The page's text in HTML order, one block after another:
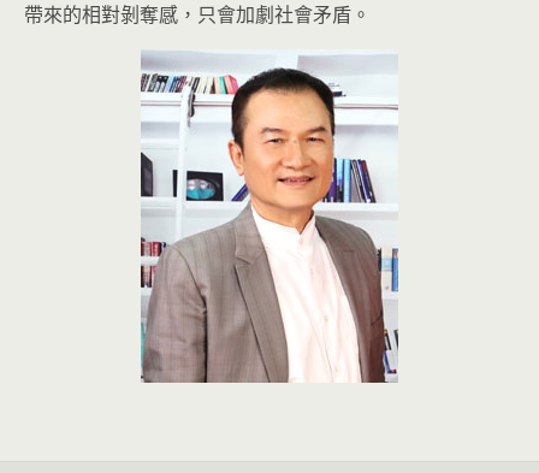
帶來的相對剝奪感，只會加劇社會矛盾。